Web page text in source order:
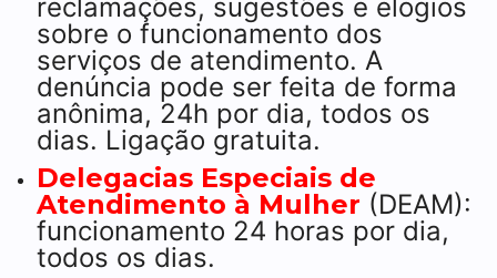
reclamações, sugestões e elogios
sobre o funcionamento dos
serviços de atendimento. A
denúncia pode ser feita de forma
anônima, 24h por dia, todos os
dias. Ligação gratuita.
Delegacias Especiais de
Atendimento à Mulher (DEAM):
funcionamento 24 horas por dia,
todos os dias.